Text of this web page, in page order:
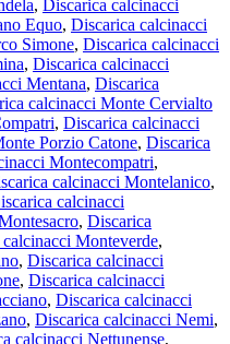
, Discarica calcinacci
Equo, Discarica calcinacci
Simone, Discarica calcinacci
, Discarica calcinacci
Mentana, Discarica
calcinacci Monte Cervialto
, Discarica calcinacci
Porzio Catone, Discarica
Montecompatri,
calcinacci Montelanico,
calcinacci
, Discarica
Monteverde,
, Discarica calcinacci
, Discarica calcinacci
, Discarica calcinacci
, Discarica calcinacci Nemi,
calcinacci Nettunense,